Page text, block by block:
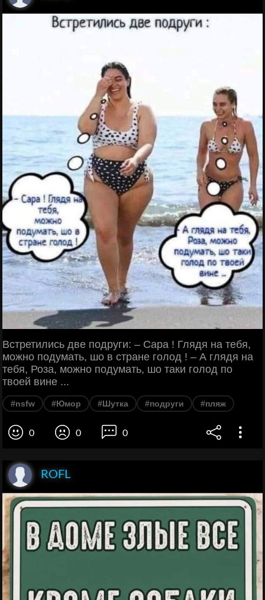
Встретились две подруги: – Сара ! Глядя на тебя,
можно подумать, шо в стране голод ! – А глядя на
тебя, Роза, можно подумать, шо таки голод по
твоей вине ...
#nsfw #Юмор #Шутка #подруги #пляж
0 0 0
ROFL